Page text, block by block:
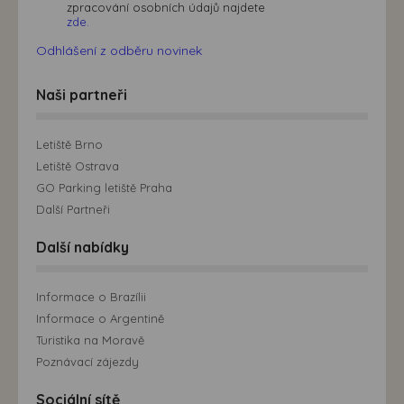
zpracování osobních údajů najdete
zde.
Odhlášení z odběru novinek
Naši partneři
Letiště Brno
Letiště Ostrava
GO Parking letiště Praha
Další Partneři
Další nabídky
Informace o Brazílii
Informace o Argentině
Turistika na Moravě
Poznávací zájezdy
Sociální sítě